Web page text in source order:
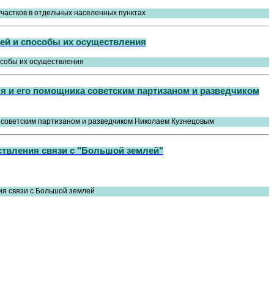
и способы их осуществления
и его помощника советским партизаном и разведчиком
связи с "Большой землей"